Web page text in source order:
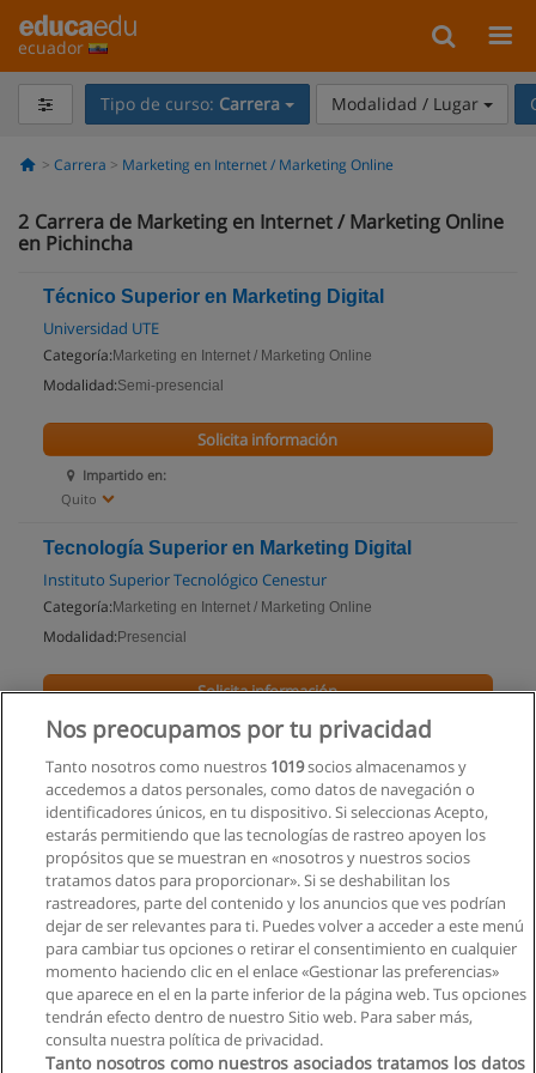
ecuador
Tipo de curso: Carrera Modalidad / Lugar
Carrera Marketing en Internet / Marketing Online
2 Carrera de Marketing en Internet / Marketing Online
en Pichincha
Técnico Superior en Marketing Digital
Universidad UTE
Categoría: Marketing en Internet / Marketing Online
Modalidad:Semi-presencial
Impartido en:
Quito
Solicita información
Tecnología Superior en Marketing Digital
Instituto Superior Tecnológico Cenestur
Categoría: Marketing en Internet / Marketing Online
Modalidad: Presencial
Impartido en:
Solicita información
Nos preocupamos por tu privacidad
Tanto nosotros como nuestros 1019socios almacenamos y
accedemos a datos personales, como datos de navegación o
identificadores únicos, en tu dispositivo. Si seleccionas Acepto,
estarás permitiendo que las tecnologías de rastreo apoyen los
propósitos que se muestran en «nosotros y nuestros socios
tratamos datos para proporcionar». Si se deshabilitan los
rastreadores, parte del contenido y los anuncios que ves podrían
dejar de ser relevantes para ti. Puedes volver a acceder a este menú
para cambiar tus opciones o retirar el consentimiento en cualquier
momento haciendo clic en el enlace «Gestionar las preferencias»
que aparece en el en la parte inferior de la página web. Tus opciones
tendrán efecto dentro de nuestro Sitio web. Para saber más,
consulta nuestra política de privacidad.
Tanto nosotros como nuestros asociados tratamos los datos